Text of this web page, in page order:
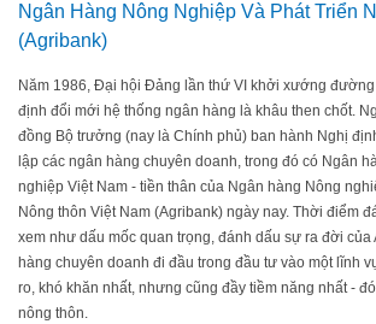
Ngân Hàng Nông Nghiệp Và Phát Triển
(Agribank)
Năm 1986, Đại hội Đảng lần thứ VI khởi xướng
định đổi mới hệ thống ngân hàng là khâu then chốt.
đồng Bộ trưởng (nay là Chính phủ) ban hành Nghị
lập các ngân hàng chuyên doanh, trong đó có Ngân
nghiệp Việt Nam - tiền thân của Ngân hàng Nông
Nông thôn Việt Nam (Agribank) ngày nay. Thời điểm
xem như dấu mốc quan trọng, đánh dấu sự ra đời của
hàng chuyên doanh đi đầu trong đầu tư vào một lĩnh
ro, khó khăn nhất, nhưng cũng đầy tiềm năng nhất -
nông thôn.